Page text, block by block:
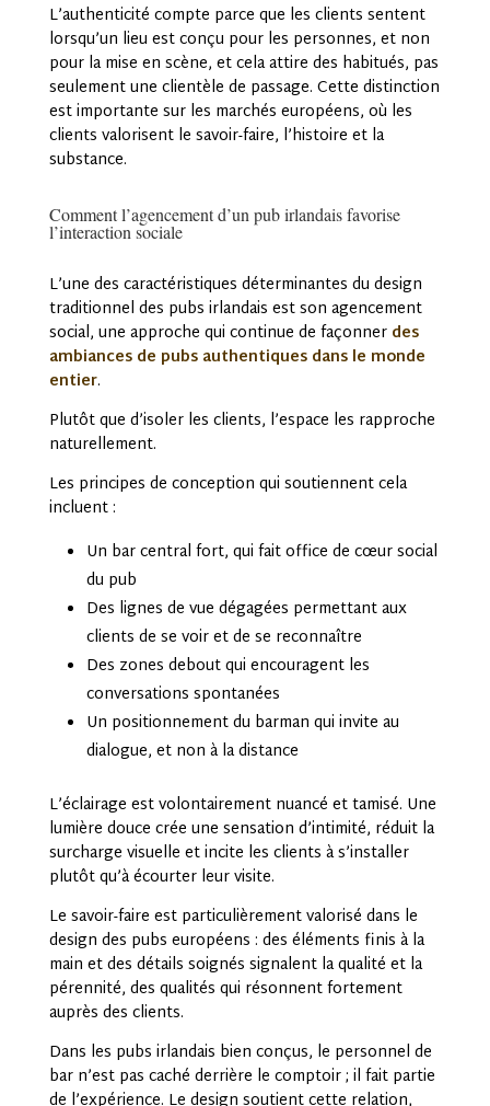
L’authenticité compte parce que les clients sentent
lorsqu’un lieu est conçu pour les personnes, et non
pour la mise en scène, et cela attire des habitués, pas
seulement une clientèle de passage. Cette distinction
est importante sur les marchés européens, où les
clients valorisent le savoir-faire, l’histoire et la
substance.
Comment l’agencement d’un pub irlandais favorise
l’interaction sociale
L’une des caractéristiques déterminantes du design
traditionnel des pubs irlandais est son agencement
social, une approche qui continue de façonner des
ambiances de pubs authentiques dans le monde
entier.
Plutôt que d’isoler les clients, l’espace les rapproche
naturellement.
Les principes de conception qui soutiennent cela
incluent :
Un bar central fort, qui fait office de cœur social
du pub
Des lignes de vue dégagées permettant aux
clients de se voir et de se reconnaître
Des zones debout qui encouragent les
conversations spontanées
Un positionnement du barman qui invite au
dialogue, et non à la distance
L’éclairage est volontairement nuancé et tamisé. Une
lumière douce crée une sensation d’intimité, réduit la
surcharge visuelle et incite les clients à s’installer
plutôt qu’à écourter leur visite.
Le savoir-faire est particulièrement valorisé dans le
design des pubs européens : des éléments finis à la
main et des détails soignés signalent la qualité et la
pérennité, des qualités qui résonnent fortement
auprès des clients.
Dans les pubs irlandais bien conçus, le personnel de
bar n’est pas caché derrière le comptoir ; il fait partie